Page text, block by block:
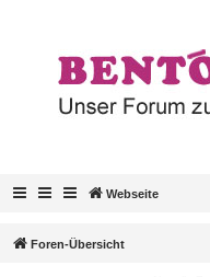
Webseite
Foren-Übersicht